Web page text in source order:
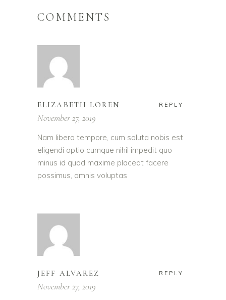
COMMENTS
ELIZABETH LOREN REPLY
November 27, 2019
Nam libero tempore, cum soluta nobis est
eligendi optio cumque nihil impedit quo
minus id quod maxime placeat facere
possimus, omnis voluptas
JEFF ALVAREZ REPLY
November 27, 2019